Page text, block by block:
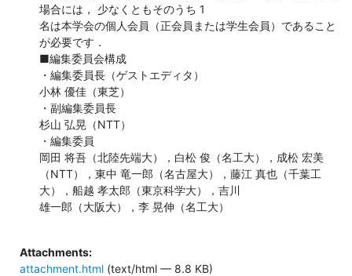
場合には， 少なくともそのうち 1
名は本学会の個人会員（正会員または学生会員）であること
が必要です．
■編集委員会構成
・編集委員長（ゲストエディタ）
小林 優佳（東芝）
・副編集委員長
杉山 弘晃（NTT）
・編集委員
岡田 将吾（北陸先端大），白松 俊（名工大），成松 宏美
（NTT），東中 竜一郎（名古屋大），藤江 真也（千葉工
大），船越 孝太郎（東京科学大），吉川
雄一郎（大阪大），李 晃伸（名工大）
Attachments:
attachment.html (text/html — 8.8 KB)